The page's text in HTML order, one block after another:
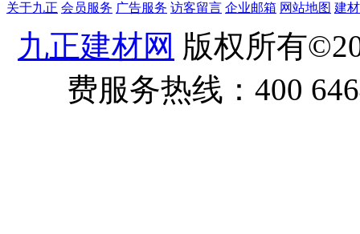
关于九正 会员服务 广告服务 访客留言 企业邮箱 网站地图 建
九正建材网 版权所有
费服务热线：400